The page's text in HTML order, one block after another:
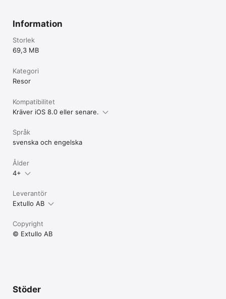
Information
Storlek
69,3 MB
Kategori
Resor
Kompatibilitet
Kräver iOS 8.0 eller senare.
Språk
svenska och engelska
Ålder
4+
Leverantör
Extullo AB
Copyright
© Extullo AB
Stöder